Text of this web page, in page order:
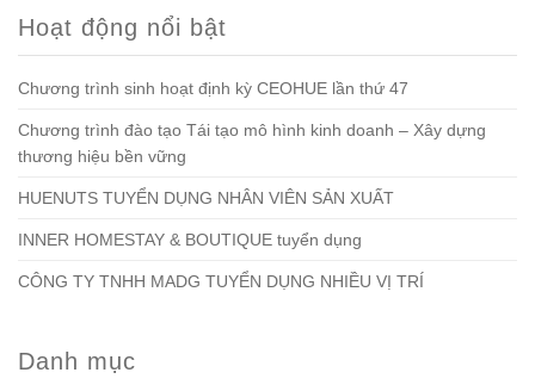
Hoạt động nổi bật
Chương trình sinh hoạt định kỳ CEOHUE lần thứ 47
Chương trình đào tạo Tái tạo mô hình kinh doanh – Xây dựng
thương hiệu bền vững
HUENUTS TUYỂN DỤNG NHÂN VIÊN SẢN XUẤT
INNER HOMESTAY & BOUTIQUE tuyển dụng
CÔNG TY TNHH MADG TUYỂN DỤNG NHIỀU VỊ TRÍ
Danh mục